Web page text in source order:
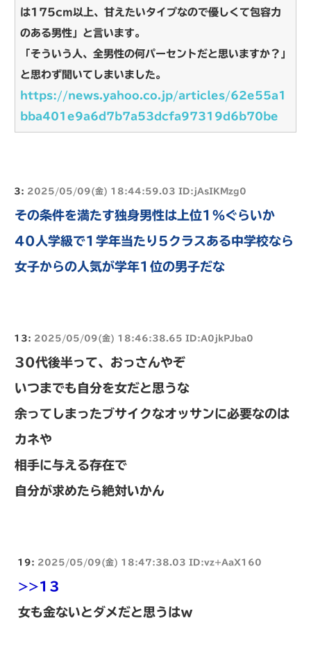
は175cm以上、甘えたいタイプなので優しくて包容力
のある男性」と言います。
「そういう人、全男性の何パーセントだと思いますか？」
と思わず聞いてしまいました。
https://news.yahoo.co.jp/articles/62e55a1
bba401e9a6d7b7a53dcfa97319d6b70be
3: 2025/05/09(金) 18:44:59.03 ID:jAsIKMzg0
その条件を満たす独身男性は上位1％ぐらいか
40人学級で1学年当たり5クラスある中学校なら
女子からの人気が学年1位の男子だな
13: 2025/05/09(金) 18:46:38.65 ID:A0jkPJba0
30代後半って、おっさんやぞ
いつまでも自分を女だと思うな
余ってしまったブサイクなオッサンに必要なのは
カネや
相手に与える存在で
自分が求めたら絶対いかん
19: 2025/05/09(金) 18:47:38.03 ID:vz+AaX160
>>13
女も金ないとダメだと思うはｗ